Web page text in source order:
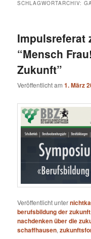
SCHLAGWORTARCHIV:
Impulsreferat
“Mensch
Zukunft”
Veröffentlicht am1. März
Veröffentlicht unter
berufsbildung der zukunft
nachdenken über die
schaffhausen,